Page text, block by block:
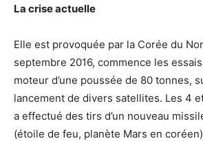
La crise actuelle
Elle est provoquée par la Corée du
septembre 2016, commence les essais
moteur d’une poussée de 80 tonnes,
lancement de divers satellites. Les 4
a effectué des tirs d’un nouveau
(étoile de feu, planète Mars en